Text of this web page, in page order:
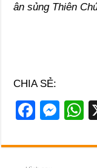
ân sủng Thiên
CHIA SẺ:
F
c
M
ss